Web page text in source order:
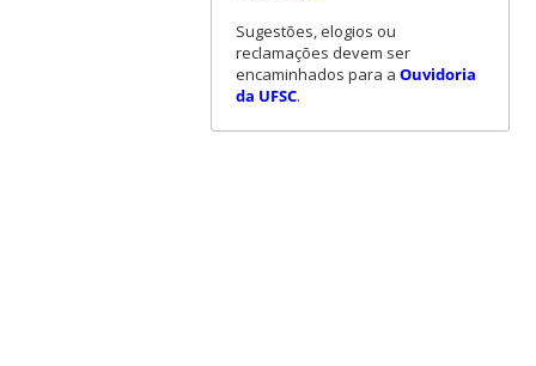
Sugestões, elogios ou
reclamações devem ser
encaminhados para a Ouvidoria
da UFSC.